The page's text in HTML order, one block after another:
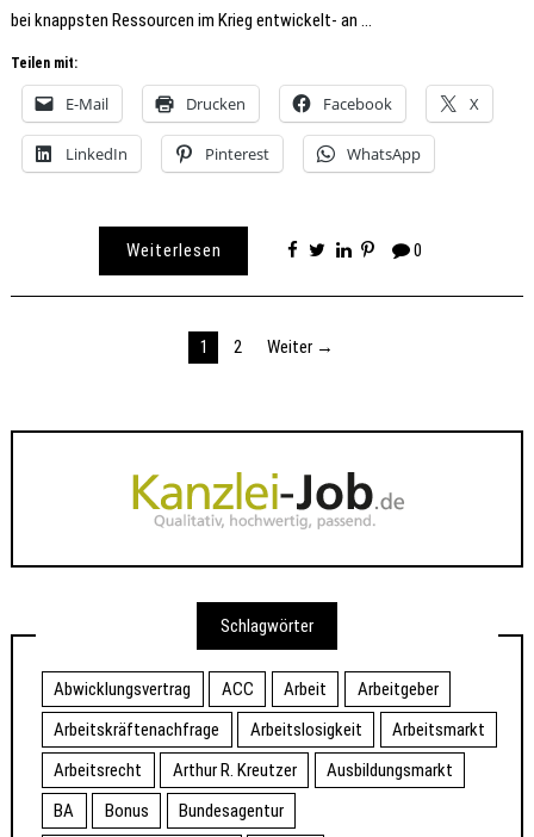
bei knappsten Ressourcen im Krieg entwickelt- an …
Teilen mit:
E-Mail Drucken Facebook X
LinkedIn Pinterest WhatsApp
Weiterlesen 0
Seitennummerierung
Beiträge
1 2 Weiter →
Schlagwörter
Abwicklungsvertrag ACC Arbeit
Arbeitgeber
Arbeitskräftenachfrage
Arbeitslosigkeit
Arbeitsmarkt
Arbeitsrecht
Arthur R. Kreutzer
Ausbildungsmarkt
BA
Bonus
Bundesagentur